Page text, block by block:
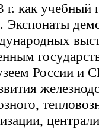
г. как
Экспонаты
России и